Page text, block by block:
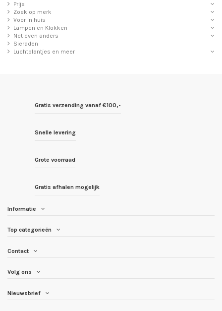
Prijs
Zoek op merk
Voor in huis
Lampen en Klokken
Net even anders
Sieraden
Luchtplantjes en meer
Gratis verzending vanaf €100,-
Snelle levering
Grote voorraad
Gratis afhalen mogelijk
Informatie
Top categorieën
Contact
Volg ons
Nieuwsbrief